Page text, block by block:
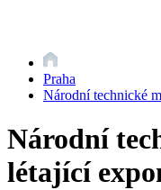
Praha
Národní technické
Národní
létající